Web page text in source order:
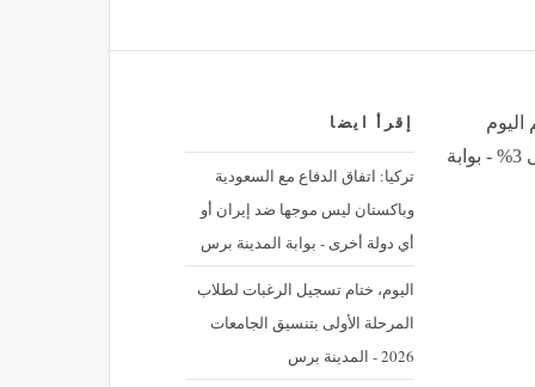
إقرأ ايضا
تركيا: اتفاق الدفاع مع السعودية
وباكستان ليس موجها ضد إيران أو
أي دولة أخرى - بوابة المدينة برس
اليوم، ختام تسجيل الرغبات لطلاب
المرحلة الأولى بتنسيق الجامعات
2026 - المدينة برس
صندوق النقد الدولي يخفض توقعات نمو الاقتصاد العالمي إلى 3% - بوابة